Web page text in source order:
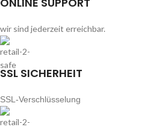
wir sind jederzeit erreichbar.
SSL SICHERHEIT
SSL-Verschlüsselung